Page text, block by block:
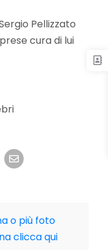
Pellizzato
cura di lui
o più foto
clicca qui